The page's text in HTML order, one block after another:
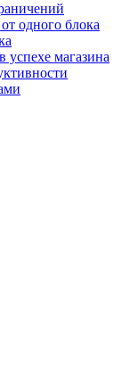
одного блока
успехе магазина